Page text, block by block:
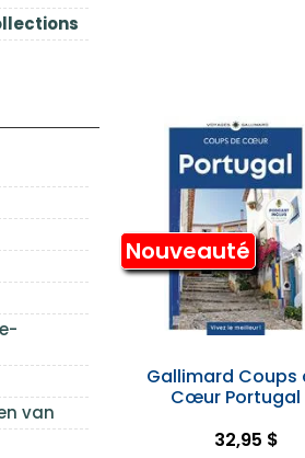
van
Nouveauté
Gallimard Coups
Cœur Portugal
32,95 $